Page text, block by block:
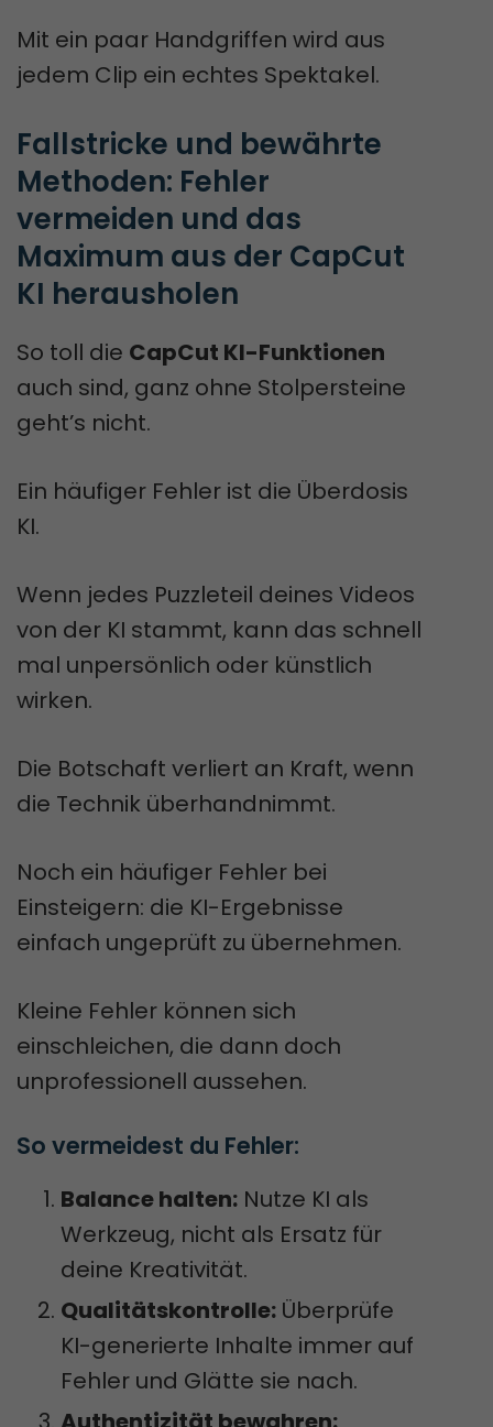
Mit ein paar Handgriffen wird aus
jedem Clip ein echtes Spektakel.
Fallstricke und bewährte
Methoden: Fehler
vermeiden und das
Maximum aus der CapCut
KI herausholen
So toll die CapCut KI-Funktionen
auch sind, ganz ohne Stolpersteine
geht’s nicht.
Ein häufiger Fehler ist die Überdosis
KI.
Wenn jedes Puzzleteil deines Videos
von der KI stammt, kann das schnell
mal unpersönlich oder künstlich
wirken.
Die Botschaft verliert an Kraft, wenn
die Technik überhandnimmt.
Noch ein häufiger Fehler bei
Einsteigern: die KI-Ergebnisse
einfach ungeprüft zu übernehmen.
Kleine Fehler können sich
einschleichen, die dann doch
unprofessionell aussehen.
So vermeidest du Fehler:
Balance halten: Nutze KI als
Werkzeug, nicht als Ersatz für
deine Kreativität.
Qualitätskontrolle: Überprüfe
KI-generierte Inhalte immer auf
Fehler und Glätte sie nach.